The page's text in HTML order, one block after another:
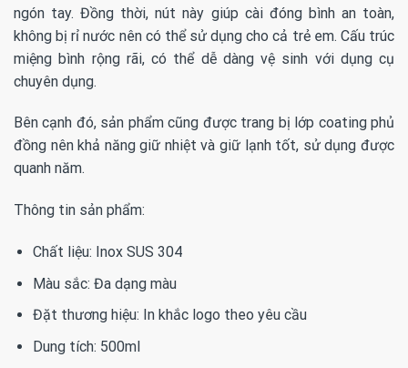
ngón tay. Đồng thời, nút này giúp cài đóng bình an toàn,
không bị rỉ nước nên có thể sử dụng cho cả trẻ em. Cấu trúc
miệng bình rộng rãi, có thể dễ dàng vệ sinh với dụng cụ
chuyên dụng.
Bên cạnh đó, sản phẩm cũng được trang bị lớp coating phủ
đồng nên khả năng giữ nhiệt và giữ lạnh tốt, sử dụng được
quanh năm.
Thông tin sản phẩm:
Chất liệu: Inox SUS 304
Màu sắc: Đa dạng màu
Đặt thương hiệu: In khắc logo theo yêu cầu
Dung tích: 500ml